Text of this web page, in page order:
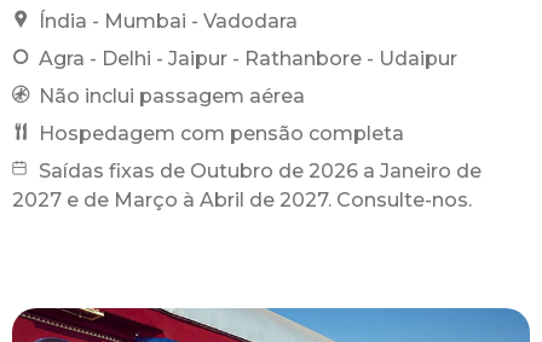
Índia - Mumbai - Vadodara
Agra - Delhi - Jaipur - Rathanbore - Udaipur
Não inclui passagem aérea
Hospedagem com pensão completa
Saídas fixas de Outubro de 2026 a Janeiro de
2027 e de Março à Abril de 2027. Consulte-nos.